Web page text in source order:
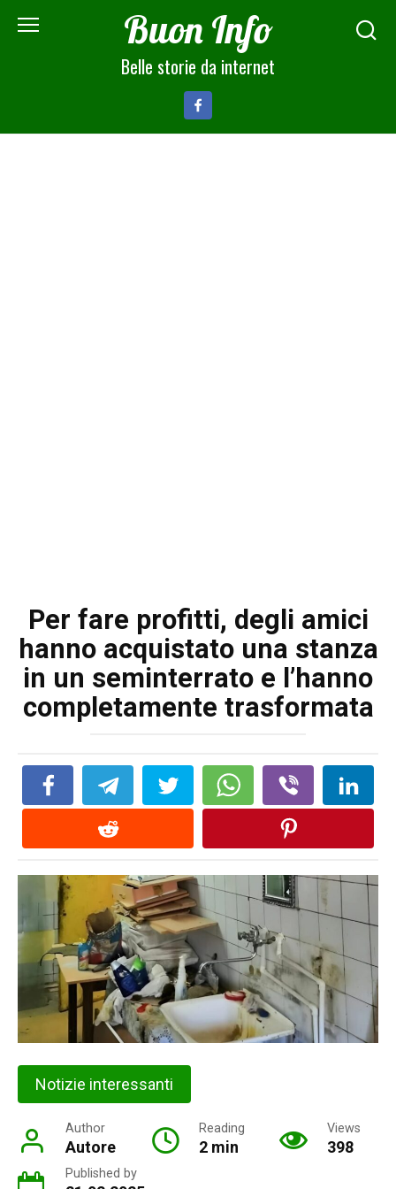
Buon Info
Belle storie da internet
Per fare profitti, degli amici
hanno acquistato una stanza
in un seminterrato e l’hanno
completamente trasformata
Notizie interessanti
Author
Autore
Reading
2 min
Views
398
Published by